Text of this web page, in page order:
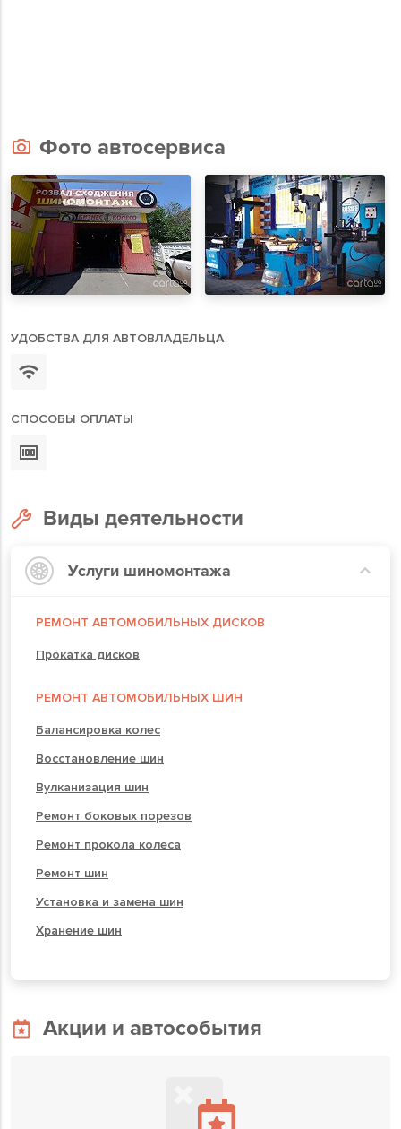
Фото автосервиса
УДОБСТВА ДЛЯ АВТОВЛАДЕЛЬЦА
СПОСОБЫ ОПЛАТЫ
Виды деятельности
Услуги шиномонтажа
РЕМОНТ АВТОМОБИЛЬНЫХ ДИСКОВ
Прокатка дисков
РЕМОНТ АВТОМОБИЛЬНЫХ ШИН
Балансировка колес
Восстановление шин
Вулканизация шин
Ремонт боковых порезов
Ремонт прокола колеса
Ремонт шин
Установка и замена шин
Хранение шин
Акции и автособытия